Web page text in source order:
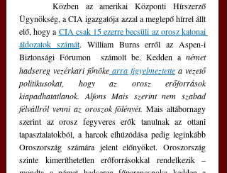
Ügynökség, a CIA igazgatója azzal a meglepő hírrel állt
elő, hogy a CIA csak 15 ezerre becsüli az orosz katonai
áldozatok számát. William Burns erről az Aspen-i
Biztonsági Fórumon  számolt be. Kedden a német
hadsereg vezérkari főnöke arra figyelmeztette a vezető
politikusokat, hogy az orosz erőforrások
kiapadhatatlanok. Alfons Mais szerint nem szabad
félvállról venni az oroszok fölényét. Mais altábornagy
szerint az orosz fegyveres erők tanulnak az ottani
tapasztalatokból, a harcok elhúzódása pedig leginkább
Oroszország számára jelent előnyöket. Oroszország
szinte kimeríthetetlen erőforrásokkal rendelkezik –